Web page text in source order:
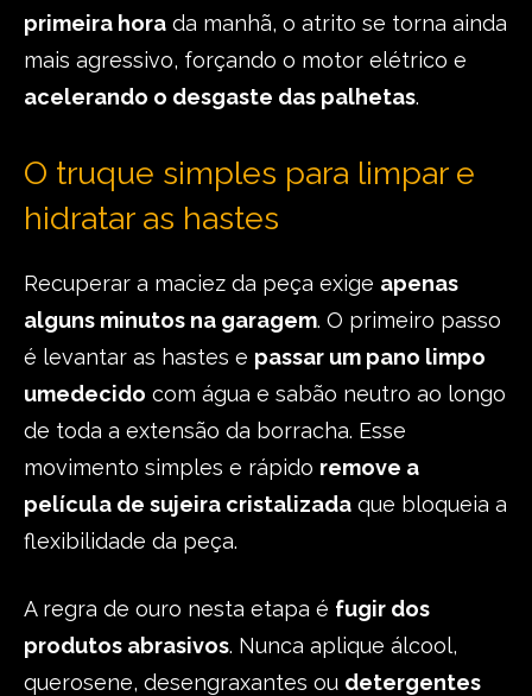
primeira hora da manhã, o atrito se torna ainda
mais agressivo, forçando o motor elétrico e
acelerando o desgaste das palhetas.
O truque simples para limpar e
hidratar as hastes
Recuperar a maciez da peça exige apenas
alguns minutos na garagem. O primeiro passo
é levantar as hastes e passar um pano limpo
umedecido com água e sabão neutro ao longo
de toda a extensão da borracha. Esse
movimento simples e rápido remove a
película de sujeira cristalizada que bloqueia a
flexibilidade da peça.
A regra de ouro nesta etapa é fugir dos
produtos abrasivos. Nunca aplique álcool,
querosene, desengraxantes ou detergentes